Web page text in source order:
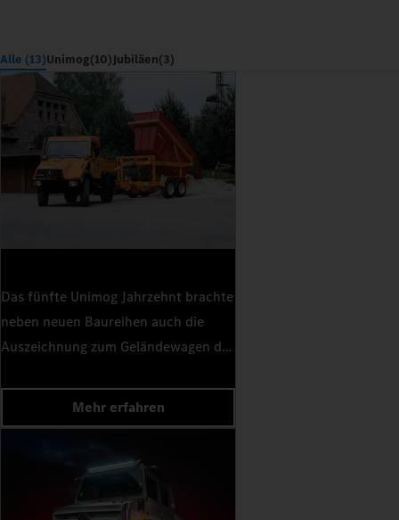
Alle (13)Unimog(10)Jubiläen(3)
Das fünfte Unimog Jahrzehnt brachte
neben neuen Baureihen auch die
Auszeichnung zum Geländewagen des
Mehr erfahren